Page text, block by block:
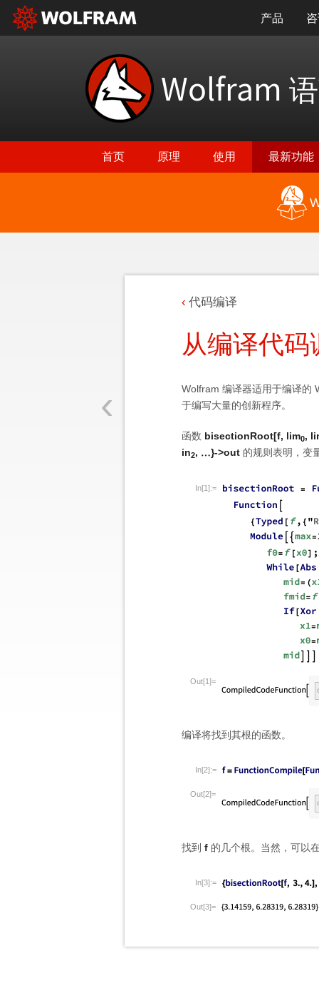
产品
Wolfram
首页 原理 使用 最新功能
‹
代码编译
从编译代
Wolfram 编译器适用于编译的
于编写大量的创新程序。
函数 bisectionRoot[f, lim0,
in2, …}->out 的规则表明，变
In[1]:=
Out[1]=
编译将找到其根的函数。
In[2]:=
Out[2]=
找到 f 的几个根。当然，可以
In[3]:=
Out[3]=